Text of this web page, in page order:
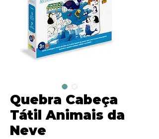
Quebra Cabeça
Tátil Animais da
Neve